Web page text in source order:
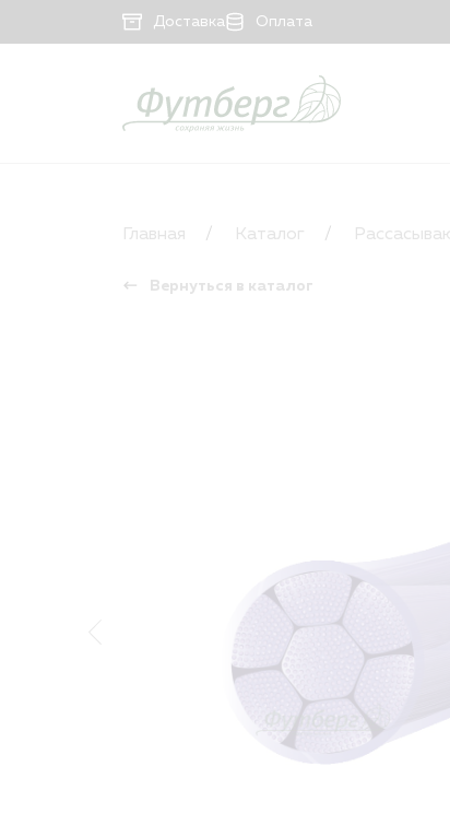
Доставка Оплата
Рассасывающийся материал
Главная Каталог
Вернуться в каталог